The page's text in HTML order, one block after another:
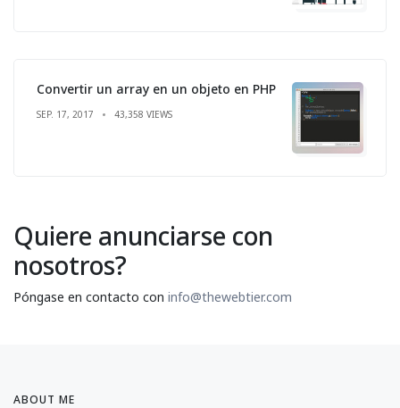
Convertir un array en un objeto en PHP
SEP. 17, 2017 43,358 VIEWS
Quiere anunciarse con
nosotros?
Póngase en contacto con info@thewebtier.com
ABOUT ME